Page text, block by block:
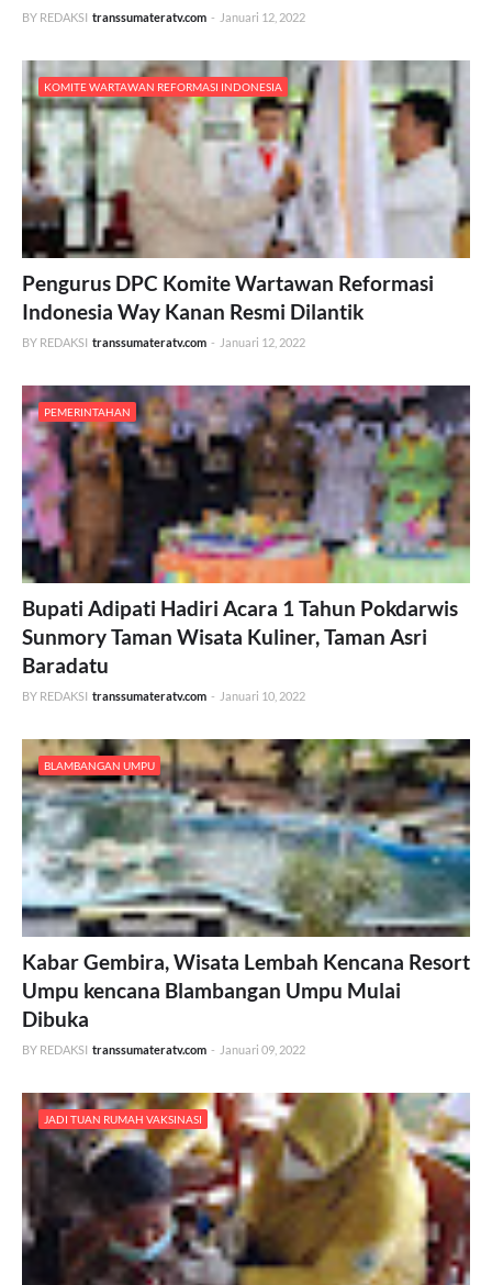
BY REDAKSI transsumateratv.com - Januari 12, 2022
KOMITE WARTAWAN REFORMASI INDONESIA
Pengurus DPC Komite Wartawan Reformasi
Indonesia Way Kanan Resmi Dilantik
BY REDAKSI transsumateratv.com - Januari 12, 2022
PEMERINTAHAN
Bupati Adipati Hadiri Acara 1 Tahun Pokdarwis
Sunmory Taman Wisata Kuliner, Taman Asri
Baradatu
BY REDAKSI transsumateratv.com - Januari 10, 2022
BLAMBANGAN UMPU
Kabar Gembira, Wisata Lembah Kencana Resort
Umpu kencana Blambangan Umpu Mulai
Dibuka
BY REDAKSI transsumateratv.com - Januari 09, 2022
JADI TUAN RUMAH VAKSINASI